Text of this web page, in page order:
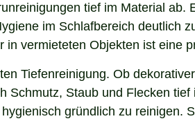
tief im Material
im Schlafbereich deutlich
vermieteten Objekten ist eine
Tiefenreinigung. Ob
Schmutz, Staub und Flecken
gründlich zu